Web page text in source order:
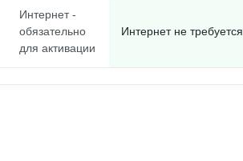
Интернет -
обязательно
для активации
Интернет не требуется